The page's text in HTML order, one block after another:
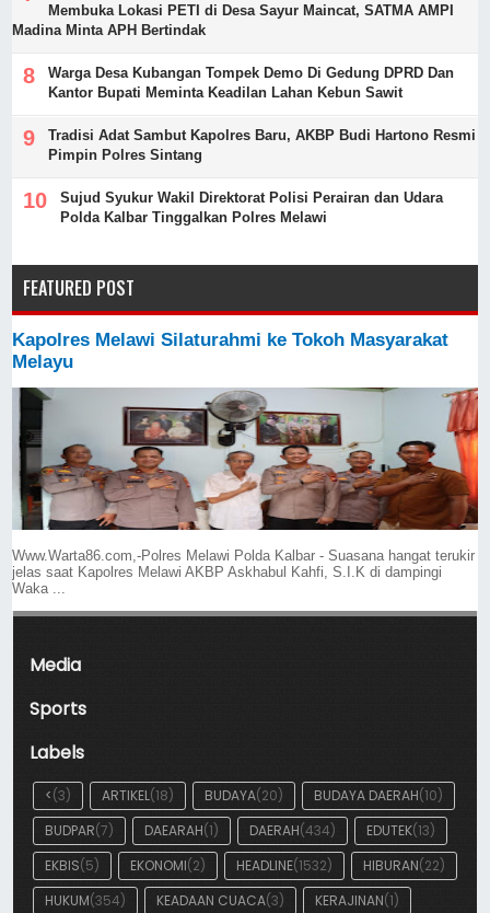
Membuka Lokasi PETI di Desa Sayur Maincat, SATMA AMPI
Madina Minta APH Bertindak
Warga Desa Kubangan Tompek Demo Di Gedung DPRD Dan
Kantor Bupati Meminta Keadilan Lahan Kebun Sawit
Tradisi Adat Sambut Kapolres Baru, AKBP Budi Hartono Resmi
Pimpin Polres Sintang
Sujud Syukur Wakil Direktorat Polisi Perairan dan Udara
Polda Kalbar Tinggalkan Polres Melawi
FEATURED POST
Kapolres Melawi Silaturahmi ke Tokoh Masyarakat
Melayu
Www.Warta86.com,-Polres Melawi Polda Kalbar - Suasana hangat terukir
jelas saat Kapolres Melawi AKBP Askhabul Kahfi, S.I.K di dampingi
Waka ...
Media
Sports
Labels
<(3) ARTIKEL(18) BUDAYA(20) BUDAYA DAERAH(10)
BUDPAR(7) DAEARAH(1) DAERAH(434) EDUTEK(13)
EKBIS(5) EKONOMI(2) HEADLINE(1532) HIBURAN(22)
HUKUM(354) KEADAAN CUACA(3) KERAJINAN(1)